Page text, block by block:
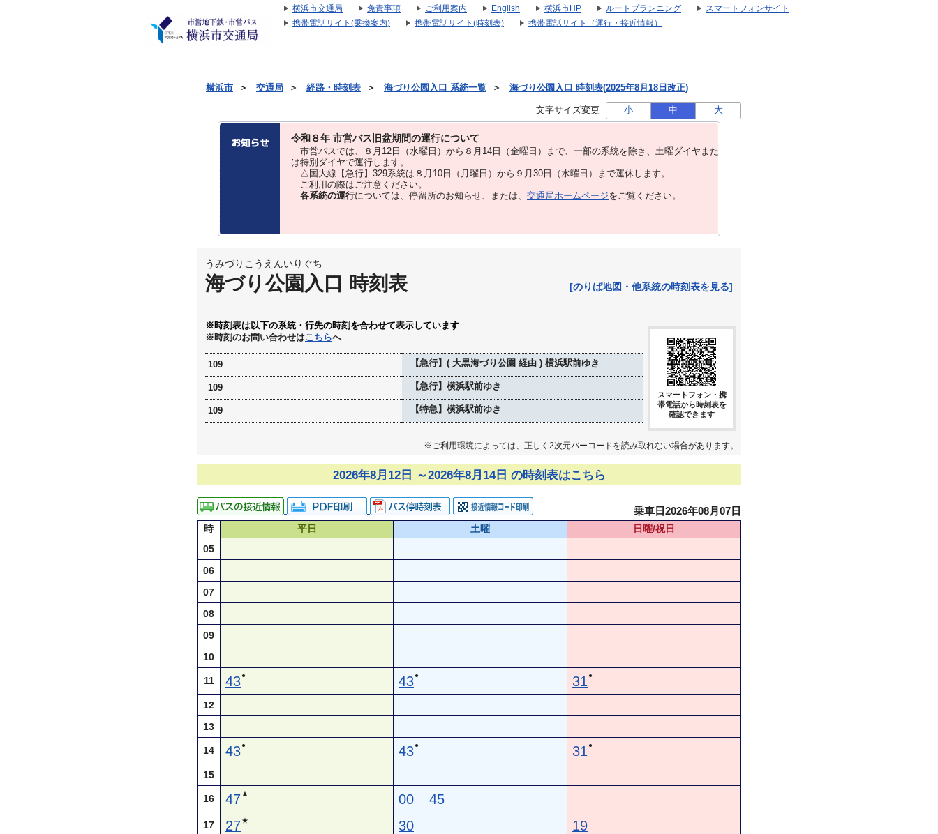
横浜市交通局 免責事項 ご利用案内 English 横浜市HP ルートプランニング
スマートフォンサイト
携帯電話サイト(乗換案内)
携帯電話サイト(時刻表) 携帯電話サイト（運行・接近情報）
横浜市 ＞ 交通局 ＞ 経路・時刻表 ＞ 海づり公園入口 系統一覧 ＞ 海づり公園入口 時刻表(2025年8月18日改正)
文字サイズ変更 小 中 大
令和８年 市営バス旧盆期間の運行について
市営バスでは、８⽉12⽇（水曜日）から８⽉14⽇（金曜日）まで、⼀部の系統を除き、⼟曜ダイヤまた
は特別ダイヤで運⾏します。
△国大線【急行】329系統は８月10日（月曜日）から９月30日（水曜日）まで運休します。
ご利用の際はご注意ください。
各系統の運行については、停留所のお知らせ、または、 交通局ホームページをご覧ください。
うみづりこうえんいりぐち
海づり公園入口 時刻表 [のりば地図・他系統の時刻表を見る]
※時刻表は以下の系統・行先の時刻を合わせて表示しています
※時刻のお問い合わせはこちらへ
109 【急行】( 大黒海づり公園 経由 ) 横浜駅前ゆき
109 【急行】横浜駅前ゆき
109 【特急】横浜駅前ゆき
スマートフォン・携
帯電話から時刻表を
確認できます
※ご利用環境によっては、正しく2次元バーコードを読み取れない場合があります。
2026年8月12日 ～2026年8月14日 の時刻表はこちら
乗車日2026年08月07日
時 平日 土曜
日曜/祝日
05
06
07
08
09
10
11 43● 43● 31 ●
12
13
14 43● 43● 31 ●
15
16 47 ▲ 00 45
17 27★ 30 19